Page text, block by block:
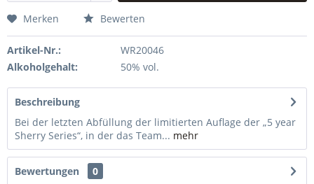
Merken Bewerten
Artikel-Nr.:
WR20046
Alkoholgehalt:
50% vol.
Beschreibung
Bei der letzten Abfüllung der limitierten Auflage der „5 year
Sherry Series“, in der das Team... mehr
Bewertungen
0